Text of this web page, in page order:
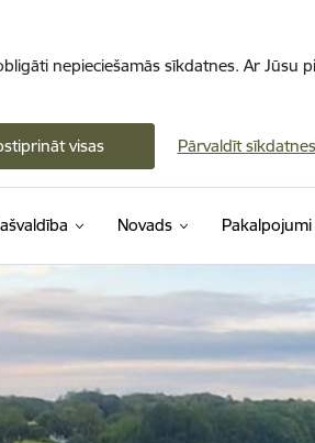
nepieciešamās sīkdatnes. Ar
visas Pārvaldīt sīkdatnes
Novads Pakalpojumi